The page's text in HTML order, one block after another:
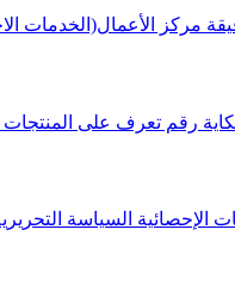
مركز الأعمال(الخدمات
رقم تعرف على المنتجات
الإحصائية السياسة